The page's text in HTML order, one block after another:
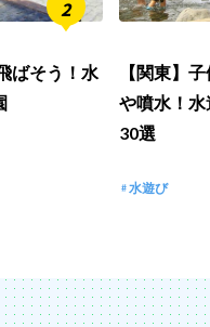
ばそう！水
【関東】
や噴水！
30選
水遊び